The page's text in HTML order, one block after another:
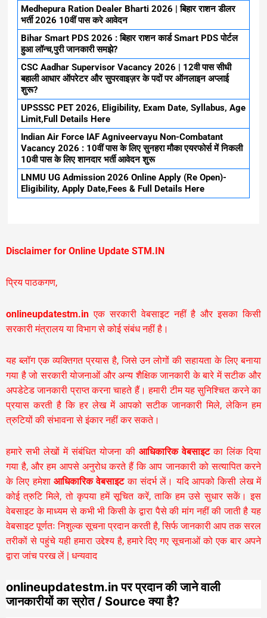
Medhepura Ration Dealer Bharti 2026 | बिहार राशन डीलर
भर्ती 2026 10वीं पास करे आवेदन
Bihar Smart PDS 2026 : बिहार राशन कार्ड Smart PDS पोर्टल
हुआ लॉन्च,पुरी जानकारी समझे?
CSC Aadhar Supervisor Vacancy 2026 | 12वी पास सीधी
बहाली आधार ऑपरेटर और सुपरवाइज़र के पदों पर ऑनलाइन अप्लाई
शुरू?
UPSSSC PET 2026, Eligibility, Exam Date, Syllabus, Age
Limit,Full Details Here
Indian Air Force IAF Agniveervayu Non-Combatant
Vacancy 2026 : 10वीं पास के लिए सुनहरा मौका एयरफोर्स में निकली
10वी पास के लिए शानदार भर्ती आवेदन शुरू
LNMU UG Admission 2026 Online Apply (Re Open)-
Eligibility, Apply Date,Fees & Full Details Here
Disclaimer for Online Update STM.IN
प्रिय पाठकगण,
onlineupdatestm.in एक सरकारी वेबसाइट नहीं है और इसका किसी
सरकारी मंत्रालय या विभाग से कोई संबंध नहीं है।
यह ब्लॉग एक व्यक्तिगत प्रयास है, जिसे उन लोगों की सहायता के लिए बनाया
गया है जो सरकारी योजनाओं और अन्य शैक्षिक जानकारी के बारे में सटीक और
अपडेटेड जानकारी प्राप्त करना चाहते हैं। हमारी टीम यह सुनिश्चित करने का
प्रयास करती है कि हर लेख में आपको सटीक जानकारी मिले, लेकिन हम
त्रुटियों की संभावना से इंकार नहीं कर सकते।
हमारे सभी लेखों में संबंधित योजना की आधिकारिक वेबसाइटका लिंक दिया
गया है, और हम आपसे अनुरोध करते हैं कि आप जानकारी को सत्यापित करने
के लिए हमेशा आधिकारिक वेबसाइटका संदर्भ लें। यदि आपको किसी लेख में
कोई त्रुटि मिले, तो कृपया हमें सूचित करें, ताकि हम उसे सुधार सकें। इस
वेबसाइट के माध्यम से कभी भी किसी के द्वारा पैसे की मांग नहीं की जाती है यह
वेबसाइट पूर्णतः निशुल्क सूचना प्रदान करती है,सिर्फ जानकारी आप तक सरल
तरीकों से पहुंचे यही हमारा उद्देश्य है, हमारे दिए गए सूचनाओं को एक बार अपने
द्वारा जांच परख लें | धन्यवाद
onlineupdatestm.in पर प्रदान की जाने वाली
जानकारीयों का स्रोत / Source क्या है?